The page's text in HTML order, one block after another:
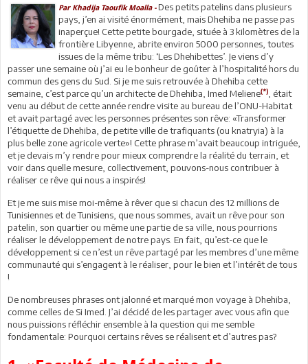
Par Khadija Taoufik Moalla -Des petits patelins dans plusieurs
pays, j’en ai visité énormément, mais Dhehiba ne passe pas
inaperçue! Cette petite bourgade, située à 3 kilomètres de la
frontière Libyenne, abrite environ 5000 personnes, toutes
issues de la même tribu: ‘Les Dhehibettes’. Je viens d’y
passer une semaine où j’ai eu le bonheur de goûter à l’hospitalité hors du
commun des gens du Sud. Si je me suis retrouvée à Dhehiba cette
semaine, c’est parce qu’un architecte de Dhehiba, Imed Meliene(*)
, était
venu au début de cette année rendre visite au bureau de l’ONU-Habitat
et avait partagé avec les personnes présentes son rêve: «Transformer
l’étiquette de Dhehiba, de petite ville de trafiquants (ou knatryia) à la
plus belle zone agricole verte»! Cette phrase m’avait beaucoup intriguée,
et je devais m’y rendre pour mieux comprendre la réalité du terrain, et
voir dans quelle mesure, collectivement, pouvons-nous contribuer à
réaliser ce rêve qui nous a inspirés!
Et je me suis mise moi-même à rêver que si chacun des 12 millions de
Tunisiennes et de Tunisiens, que nous sommes, avait un rêve pour son
patelin, son quartier ou même une partie de sa ville, nous pourrions
réaliser le développement de notre pays. En fait, qu’est-ce que le
développement si ce n’est un rêve partagé par les membres d’une même
communauté qui s’engagent à le réaliser, pour le bien et l’intérêt de tous
!
De nombreuses phrases ont jalonné et marqué mon voyage à Dhehiba,
comme celles de Si Imed. J’ai décidé de les partager avec vous afin que
nous puissions réfléchir ensemble à la question qui me semble
fondamentale: Pourquoi certains rêves se réalisent et d’autres pas?